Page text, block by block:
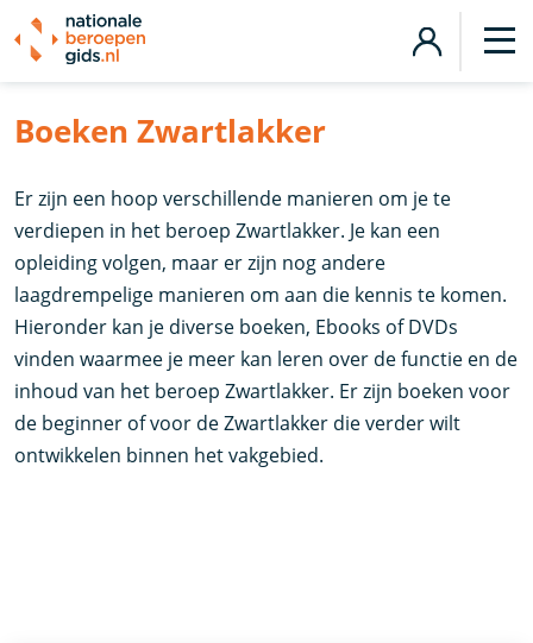
Boeken Zwartlakker
Er zijn een hoop verschillende manieren om je te
verdiepen in het beroep Zwartlakker. Je kan een
opleiding volgen, maar er zijn nog andere
laagdrempelige manieren om aan die kennis te komen.
Hieronder kan je diverse boeken, Ebooks of DVDs
vinden waarmee je meer kan leren over de functie en de
inhoud van het beroep Zwartlakker. Er zijn boeken voor
de beginner of voor de Zwartlakker die verder wilt
ontwikkelen binnen het vakgebied.